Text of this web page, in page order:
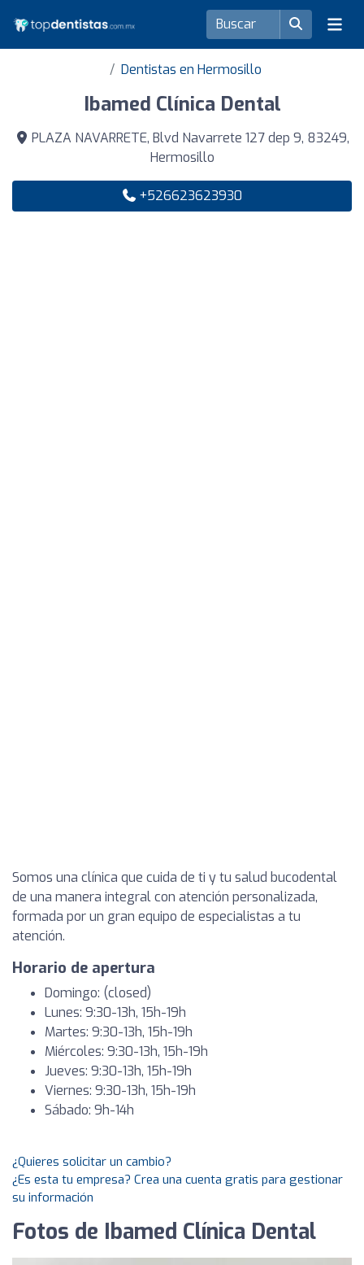
Dentistas en Hermosillo
Ibamed Clínica Dental
PLAZA NAVARRETE, Blvd Navarrete 127 dep 9, 83249,
Hermosillo
+526623623930
Somos una clínica que cuida de ti y tu salud bucodental
de una manera integral con atención personalizada,
formada por un gran equipo de especialistas a tu
atención.
Horario de apertura
Domingo: (closed)
Lunes: 9:30-13h, 15h-19h
Martes: 9:30-13h, 15h-19h
Miércoles: 9:30-13h, 15h-19h
Jueves: 9:30-13h, 15h-19h
Viernes: 9:30-13h, 15h-19h
Sábado: 9h-14h
¿Quieres solicitar un cambio?
¿Es esta tu empresa? Crea una cuenta gratis para gestionar
su información
Fotos de Ibamed Clínica Dental